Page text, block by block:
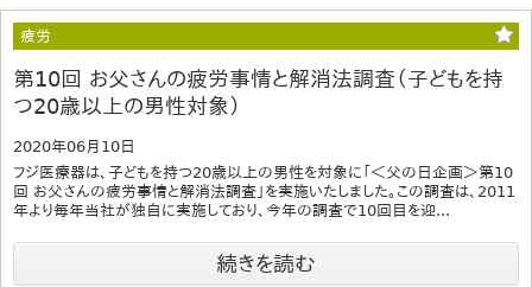
疲労
第10回 お父さんの疲労事情と解消法調査（子どもを持
つ20歳以上の男性対象）
2020年06月10日
フジ医療器は、子どもを持つ20歳以上の男性を対象に「＜父の日企画＞第10
回 お父さんの疲労事情と解消法調査」を実施いたしました。この調査は、2011
年より毎年当社が独自に実施しており、今年の調査で10回目を迎...
続きを読む